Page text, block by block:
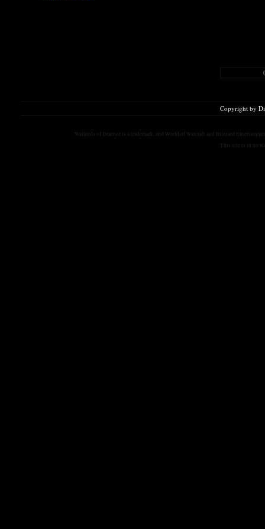
Copyright by
Warlords of Draenor is a trademark, and World of Warcraft and Blizzard
This site is in no